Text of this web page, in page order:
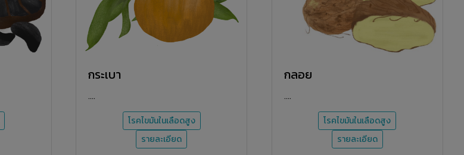
กระเบา
....
โรคไขมันในเลือดสูง
รายละเอียด
กลอย
....
โรคไขมันในเลือดสูง
รายละเอียด